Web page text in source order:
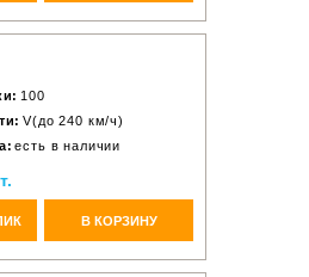
100
V(до 240 км/ч)
есть в наличии
В КОРЗИНУ